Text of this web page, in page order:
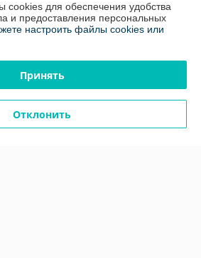
Deal.by
для обеспечения удобства
и предоставления персональных
настроить файлы cookies или
Принять
Отклонить